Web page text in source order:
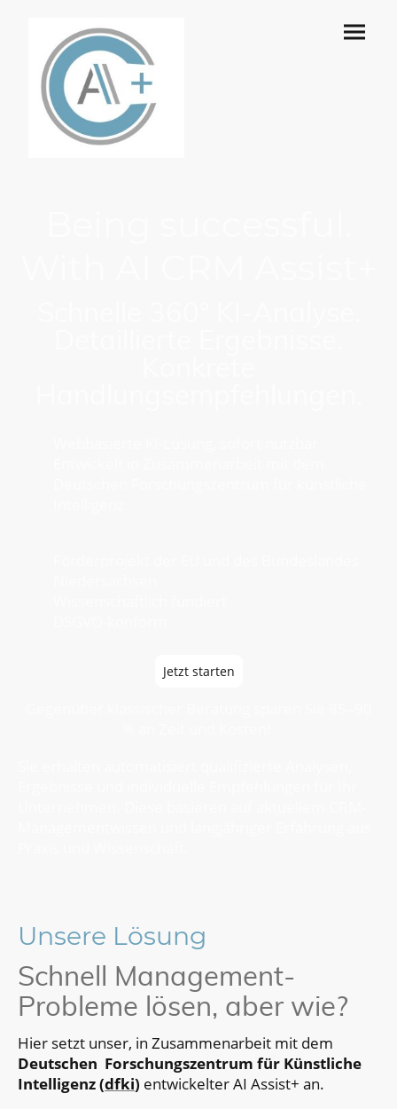
Jetzt starten
Unsere Lösung
Schnell Management-
Probleme lösen, aber wie?
Hier setzt unser, in Zusammenarbeit mit dem
Deutschen Forschungszentrum für Künstliche
Intelligenz (dfki) entwickelter AI Assist+ an.